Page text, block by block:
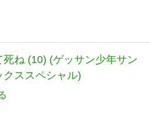
死ね (10) (ゲッサン少年サン
クススペシャル)